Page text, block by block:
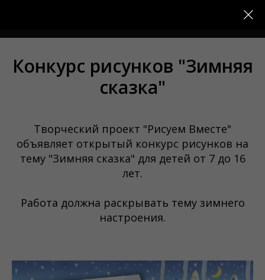
Конкурс рисунков "Зимняя
сказка"
Творческий проект "Рисуем Вместе"
объявляет открытый конкурс рисунков на
тему "Зимняя сказка" для детей от 7 до 16
лет.
Работа должна раскрывать тему зимнего
настроения.